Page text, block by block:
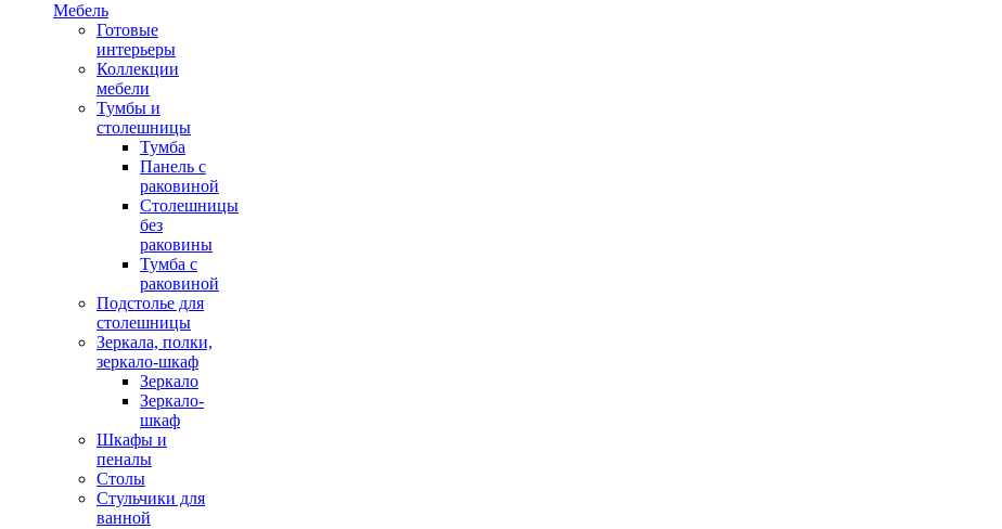
Мебель
Готовые
интерьеры
Коллекции
мебели
Тумбы и
столешницы
Тумба
Панель с
раковиной
Столешницы
без
раковины
Тумба с
раковиной
Подстолье для
столешницы
Зеркала, полки,
зеркало-шкаф
Зеркало
Зеркало-
шкаф
Шкафы и
пеналы
Столы
Стульчики для
ванной